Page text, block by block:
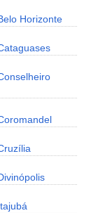
Horizonte